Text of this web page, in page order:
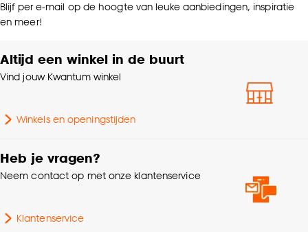
Blijf per e-mail op de hoogte van leuke aanbiedingen, inspiratie
en meer!
Altijd een winkel in de buurt
Vind jouw Kwantum winkel
Winkels en openingstijden
Heb je vragen?
Neem contact op met onze klantenservice
Klantenservice